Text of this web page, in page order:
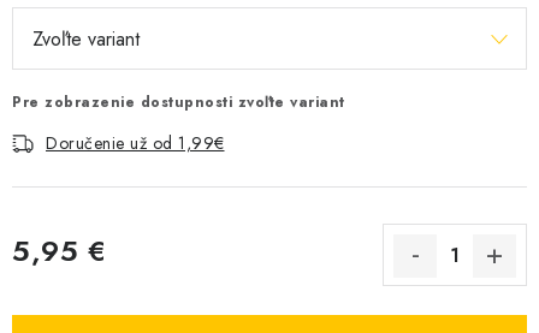
Pre zobrazenie dostupnosti zvoľte variant
Doručenie už od 1,99€
5,95 €